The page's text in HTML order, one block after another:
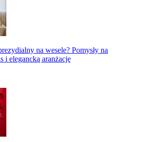
na wesele? Pomysły na
i elegancką aranżację